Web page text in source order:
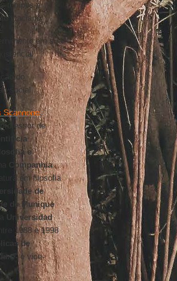
tempos e
inaciano
em sua
do
social
Scannone.
de
e
Companhia
em filosofia
de
de Munique
Universidad
1988 e 1998
de
” e vice-